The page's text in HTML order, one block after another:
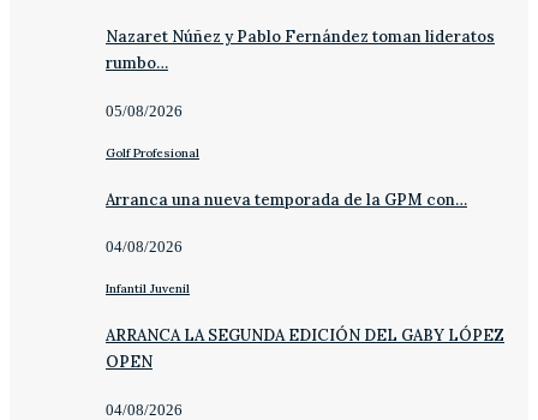
Nazaret Núñez y Pablo Fernández toman lideratos
rumbo…
05/08/2026
Golf Profesional
Arranca una nueva temporada de la GPM con…
04/08/2026
Infantil Juvenil
ARRANCA LA SEGUNDA EDICIÓN DEL GABY LÓPEZ
OPEN
04/08/2026